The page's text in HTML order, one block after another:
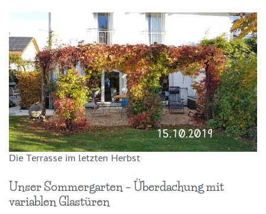
Die Terrasse im letzten Herbst
Unser Sommergarten – Überdachung mit
variablen Glastüren